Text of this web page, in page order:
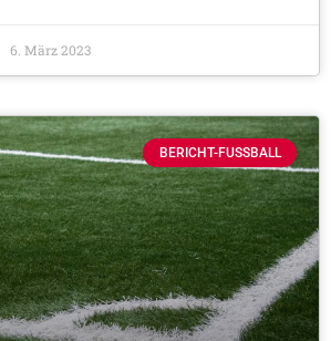
6. März 2023
BERICHT-FUSSBALL